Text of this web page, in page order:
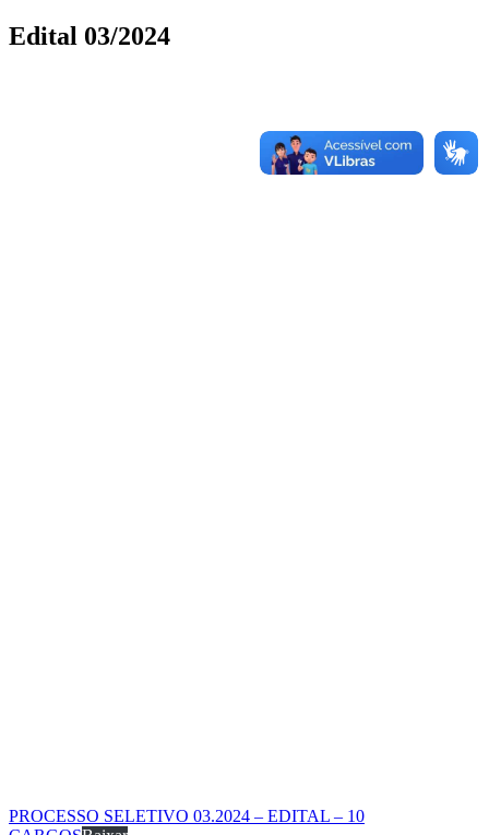
Edital 03/2024
PROCESSO SELETIVO 03.2024 – EDITAL – 10